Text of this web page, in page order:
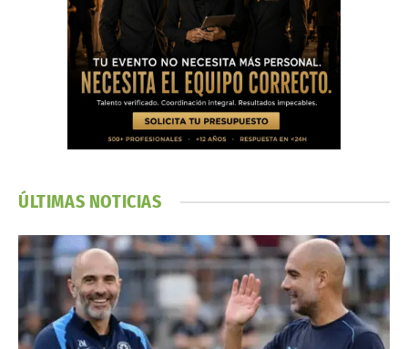
ÚLTIMAS NOTICIAS